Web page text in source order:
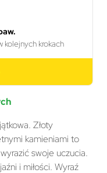
Złoty
kamieniami to
swoje uczucia.
i miłości. Wyraź